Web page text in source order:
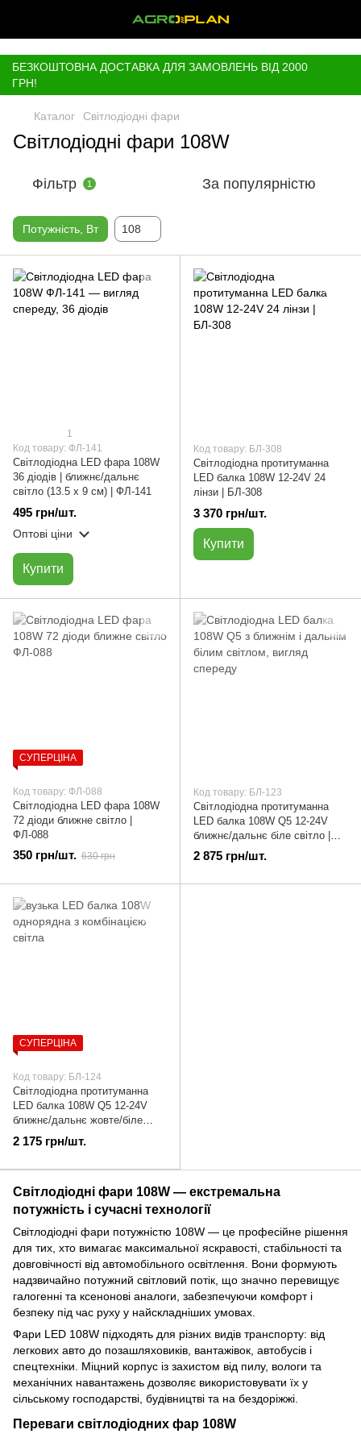
БЕЗКОШТОВНА ДОСТАВКА ДЛЯ ЗАМОВЛЕНЬ ВІД 2000
ГРН!
Каталог Світлодіодні фари
Світлодіодні фари 108W
Фільтр 1 За популярністю
Потужність, Вт 108
1
Код товару: ФЛ-141
Світлодіодна LED фара 108W
36 діодів | ближнє/дальнє
світло (13.5 х 9 см) | ФЛ-141
495 грн/шт.
Оптові ціни
Купити
Код товару: БЛ-308
Світлодіодна протитуманна
LED балка 108W 12-24V 24
лінзи | БЛ-308
3 370 грн/шт.
Купити
СУПЕРЦІНА
Код товару: ФЛ-088
Світлодіодна LED фара 108W
72 діоди ближне світло |
ФЛ-088
350 грн/шт. 630 грн
Код товару: БЛ-123
Світлодіодна протитуманна
LED балка 108W Q5 12-24V
ближнє/дальнє біле світло |
БЛ-123
2 875 грн/шт.
СУПЕРЦІНА
Код товару: БЛ-124
Cвітлодіодна протитуманна
LED балка 108W Q5 12-24V
ближнє/дальнє жовте/біле
світло | БЛ-124
2 175 грн/шт.
Світлодіодні фари 108W — екстремальна
потужність і сучасні технології
Світлодіодні фари потужністю 108W — це професійне рішення
для тих, хто вимагає максимальної яскравості, стабільності та
довговічності від автомобільного освітлення. Вони формують
надзвичайно потужний світловий потік, що значно перевищує
галогенні та ксенонові аналоги, забезпечуючи комфорт і
безпеку під час руху у найскладніших умовах.
Фари LED 108W підходять для різних видів транспорту: від
легкових авто до позашляховиків, вантажівок, автобусів і
спецтехніки. Міцний корпус із захистом від пилу, вологи та
механічних навантажень дозволяє використовувати їх у
сільському господарстві, будівництві та на бездоріжжі.
Переваги світлодіодних фар 108W